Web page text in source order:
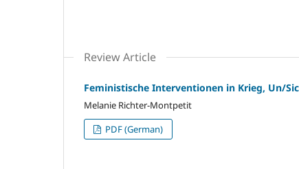
Review Article
Feministische Interventionen in Krieg, Un/
Melanie Richter-Montpetit
PDF (German)